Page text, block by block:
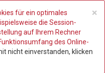
×
für ein optimales
die Session-
auf Ihrem Rechner
des Online-
nicht einverstanden, klicken